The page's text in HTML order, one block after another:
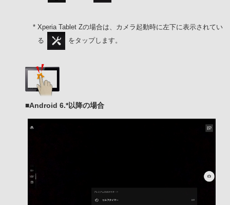
* Xperia Tablet Zの場合は、カメラ起動時に左下に表示されてい
る
をタップします。
■Android 6.*以降の場合